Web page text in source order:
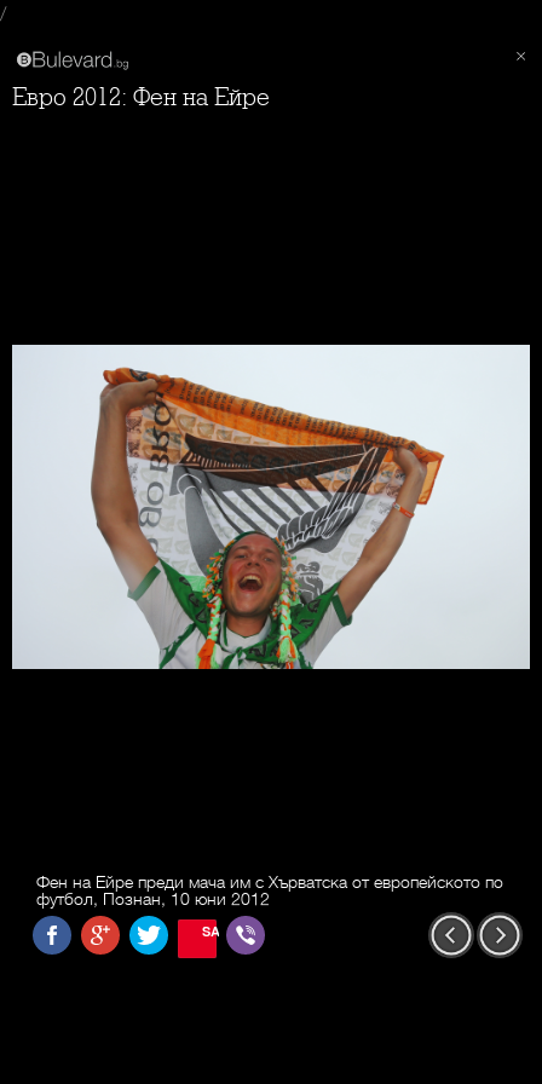
/
Евро 2012: Фен на Ейре
Фен на Ейре преди мача им с Хърватска от европейското по
футбол, Познан, 10 юни 2012
SAVE